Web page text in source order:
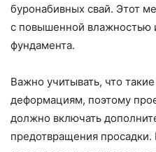
буронабивных свай. Этот
с повышенной влажностью
фундамента.
Важно учитывать, что
деформациям, поэтому
должно включать
предотвращения